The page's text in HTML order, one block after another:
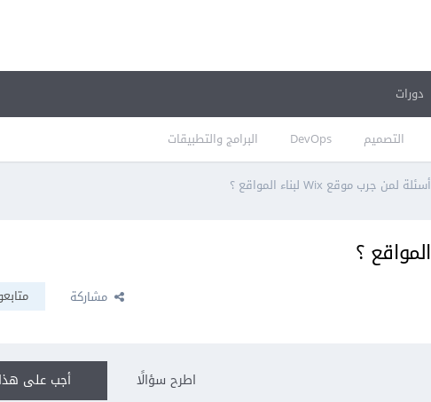
التصميم DevOps البرامج والتطبيقات
دورات
أسئلة لمن جرب موقع Wix لبناء المواقع ؟
مشاركة
أجب على اطرح سؤالًا